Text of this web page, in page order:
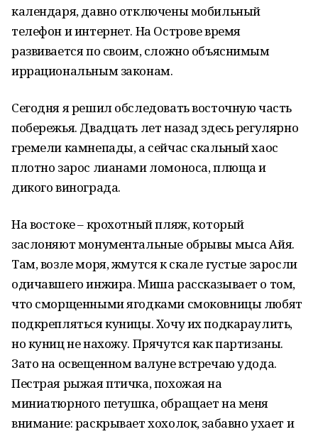
календаря, давно отключены мобильный
телефон и интернет. На Острове время
развивается по своим, сложно объяснимым
иррациональным законам.
Сегодня я решил обследовать восточную часть
побережья. Двадцать лет назад здесь регулярно
гремели камнепады, а сейчас скальный хаос
плотно зарос лианами ломоноса, плюща и
дикого винограда.
На востоке – крохотный пляж, который
заслоняют монументальные обрывы мыса Айя.
Там, возле моря, жмутся к скале густые заросли
одичавшего инжира. Миша рассказывает о том,
что сморщенными ягодками смоковницы любят
подкрепляться куницы. Хочу их подкараулить,
но куниц не нахожу. Прячутся как партизаны.
Зато на освещенном валуне встречаю удода.
Пестрая рыжая птичка, похожая на
миниатюрного петушка, обращает на меня
внимание: раскрывает хохолок, забавно ухает и